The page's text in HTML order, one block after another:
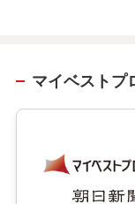
マイベストプ